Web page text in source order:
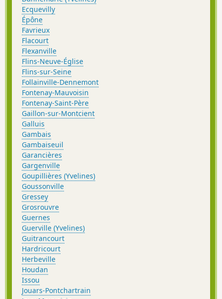
Ecquevilly
Épône
Favrieux
Flacourt
Flexanville
Flins-Neuve-Église
Flins-sur-Seine
Follainville-Dennemont
Fontenay-Mauvoisin
Fontenay-Saint-Père
Gaillon-sur-Montcient
Galluis
Gambais
Gambaiseuil
Garancières
Gargenville
Goupillières (Yvelines)
Goussonville
Gressey
Grosrouvre
Guernes
Guerville (Yvelines)
Guitrancourt
Hardricourt
Herbeville
Houdan
Issou
Jouars-Pontchartrain